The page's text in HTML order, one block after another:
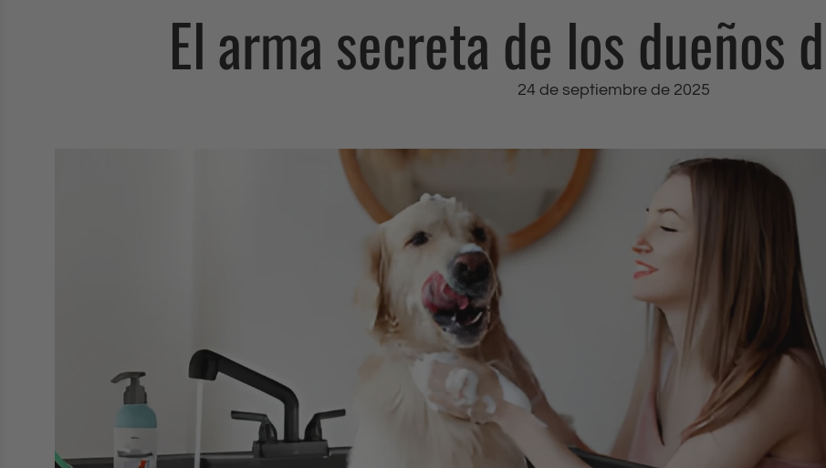
El arma secreta de los dueños
24 de septiembre de 2025